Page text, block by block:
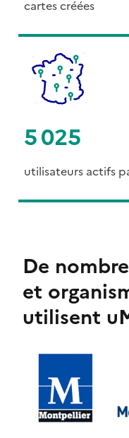
cartes créées
5 025
utilisateurs actifs
De
et
utilisent